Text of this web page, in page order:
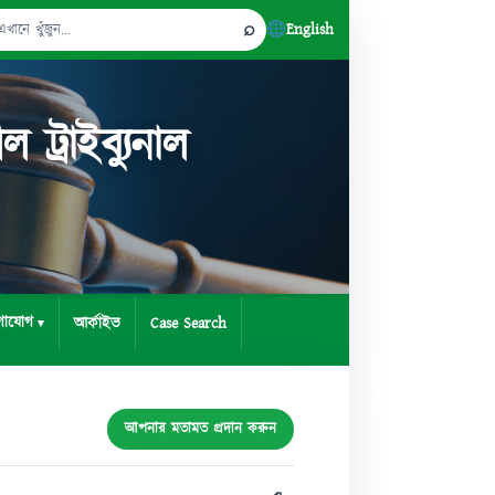
Search
⌕ English
আর্কাইভ Case Search
আপনার মতামত প্রদান করুন